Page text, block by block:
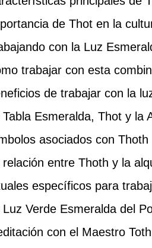
de Thot en la
con la Luz
trabajar con esta
de trabajar con la
Tabla Esmeralda, Thot y la
asociados con Thoth
relación entre Thoth y la
específicos para
Luz Verde Esmeralda del
con el Maestro Toth